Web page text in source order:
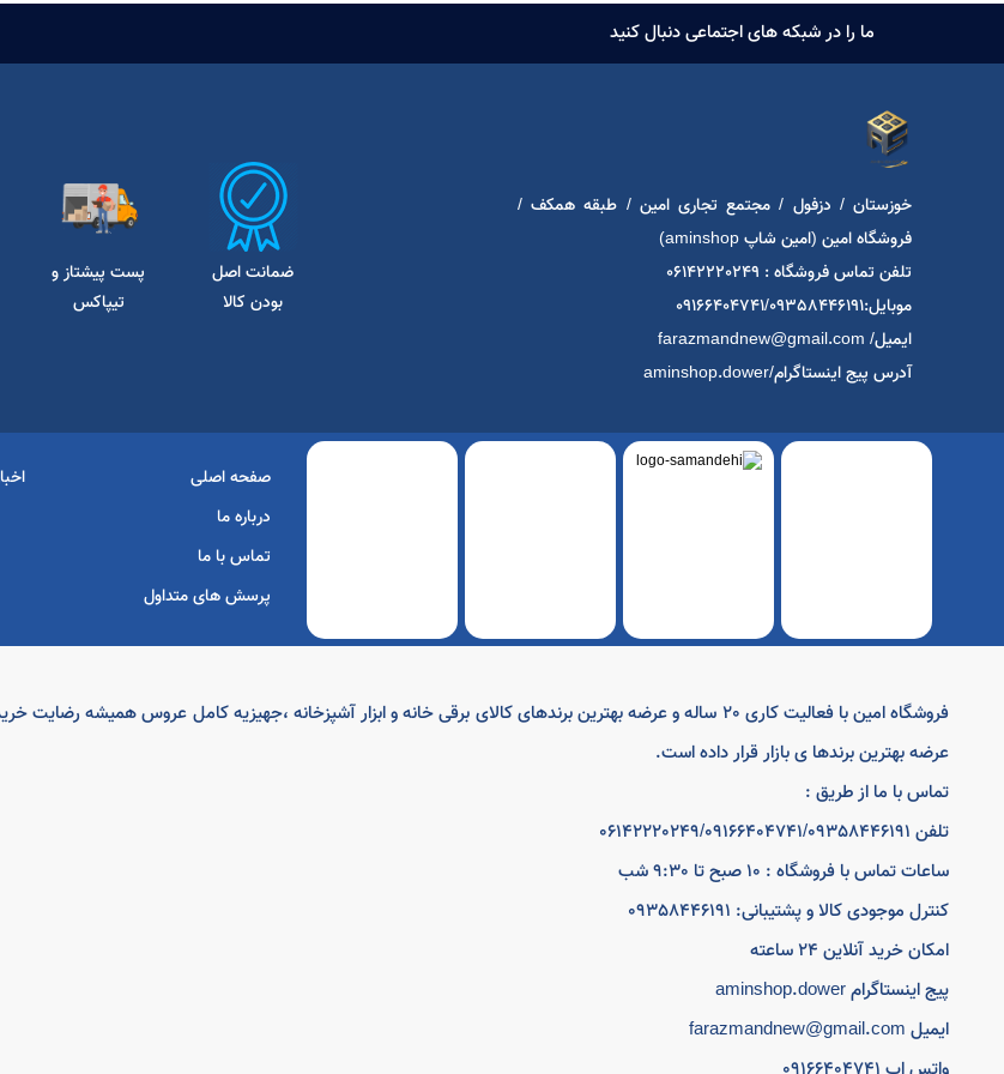
ما را در شبکه های اجتماعی دنبال کنید
خوزستان / دزفول / مجتمع تجاری امین / طبقه همکف /
فروشگاه امین (امین شاپ aminshop)
تلفن تماس فروشگاه : 06142220249
موبایل:09166404741/09358446191
ایمیل/ farazmandnew@gmail.com
آدرس پیج اینستاگرام/aminshop.dower
ضمانت اصل
بودن کالا
پست پیشتاز و
تیپاکس
صفحه اصلی
درباره ما
تماس با ما
پرسش های متداول
فروشگاه امین با فعالیت کاری 20 ساله و عرضه بهترین برندهای کالای برقی خانه و ابزار آشپزخانه ،جهیزیه کامل عروس
عرضه بهترین برندها ی بازار قرار داده است.
تماس با ما از طریق :
تلفن 06142220249/09166404741/09358446191
ساعات تماس با فروشگاه : 10 صبح تا 9:30 شب
کنترل موجودی کالا و پشتیبانی: 09358446191
امکان خرید آنلاین 24 ساعته
پیج اینستاگرام aminshop.dower
ایمیل farazmandnew@gmail.com